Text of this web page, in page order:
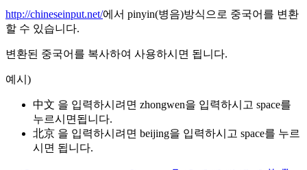
http://chineseinput.net/에서 pinyin(병음)방식으로 중국어를 변환
할 수 있습니다.
변환된 중국어를 복사하여 사용하시면 됩니다.
예시)
中文 을 입력하시려면 zhongwen을 입력하시고 space를
누르시면됩니다.
北京 을 입력하시려면 beijing을 입력하시고 space를 누르
시면 됩니다.